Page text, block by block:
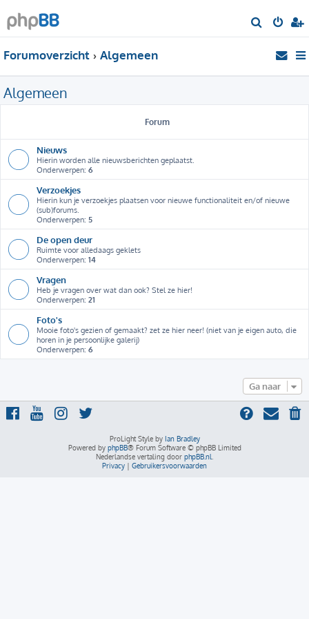
o
Forumoverzicht Algemeen
Algemeen
Forum
Nieuws
Hierin worden alle nieuwsberichten geplaatst.
Onderwerpen: 6
Verzoekjes
Hierin kun je verzoekjes plaatsen voor nieuwe functionaliteit en/of nieuwe
(sub)forums.
Onderwerpen: 5
De open deur
Ruimte voor alledaags geklets
Onderwerpen: 14
Vragen
Heb je vragen over wat dan ook? Stel ze hier!
Onderwerpen: 21
Foto's
Mooie foto's gezien of gemaakt? zet ze hier neer! (niet van je eigen auto, die
horen in je persoonlijke galerij)
Onderwerpen: 6
Ga naar
ProLight Style by Ian Bradley
Powered by phpBB® Forum Software © phpBB Limited
Nederlandse vertaling door phpBB.nl
Privacy | Gebruikersvoorwaarden